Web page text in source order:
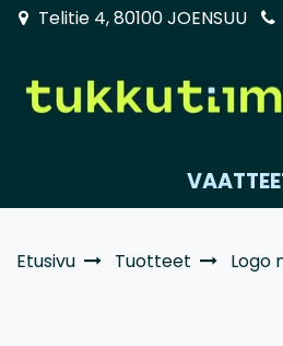
Siirry pääsisältöön
Telitie 4, 80100 JOENSUU
Etusivu Tuotteet Logo